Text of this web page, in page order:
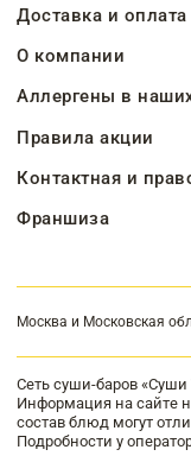
Доставка и оплата
О компании
Аллергены в
Правила акции
Контактная и
Франшиза
Москва и Московская
Сеть суши-баров «Суши
Информация на сайте
состав блюд могут
Подробности у